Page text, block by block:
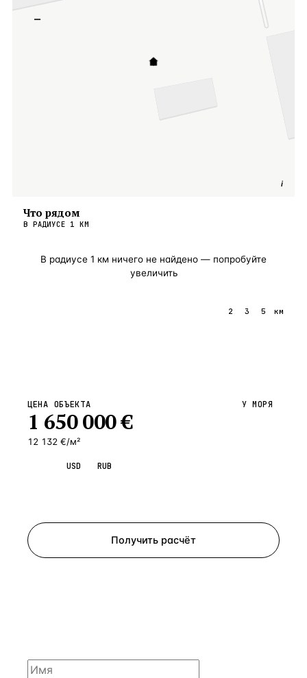
i
−
Что рядом
В РАДИУСЕ 1 КМ
В радиусе 1 км ничего не найдено — попробуйте
увеличить
2 3 5 км
ЦЕНА ОБЪЕКТА
1 650 000€
12 132 €/м²
У МОРЯ
USD RUB
Получить расчёт